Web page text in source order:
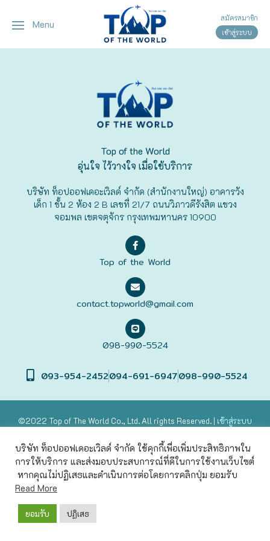
Menu
สมัครสมาชิก
เข้าสู่ระบบ
Top of the World
อุ่นใจ ไว้วางใจ เมื่อใช้บริการ
บริษัท ท็อปออฟเดอะเวิลด์ จำกัด (สำนักงานใหญ่) อาคารวัง
เด็ก 1 ชั้น 2 ห้อง 2 B เลขที่ 21/7 ถนนวิภาวดีรังสิต แขวง
จอมพล เขตจตุจักร กรุงเทพมหานคร 10900
Top of the World
contact.topworld@gmail.com
098-990-5524
093-954-2452094-691-6947098-990-5524
©2022 Top of The World Co., Ltd. All rights Reserved. | เข้าสู่ระบบ
Powered by
บริษัท ท็อปออฟเดอะเวิลด์ จำกัด ใช้คุกกี้เพื่อเพิ่มประสิทธิภาพใน
การให้บริการ และส่งมอบประสบการณ์ที่ดีในการใช้งานเว็บไซต์
หากคุณไม่ปฏิเสธและดำเนินการต่อโดยการคลิกปุ่ม ยอมรับ
Read More
ยอมรับ ปฏิเสธ
ญี่ปุ่นทัวร์ญี่ปุ่น
ซัปโปโร
ฮาโกดาเตะ
ทัวร์เวียดนาม